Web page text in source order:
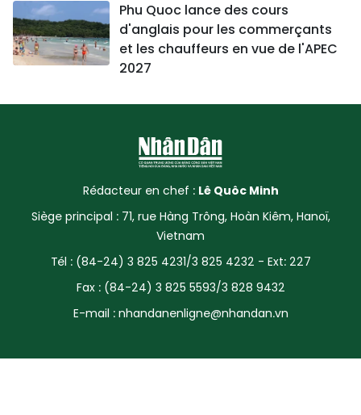
Phu Quoc lance des cours
d'anglais pour les commerçants
et les chauffeurs en vue de l'APEC
2027
Rédacteur en chef : Lê Quôc Minh
Siège principal : 71, rue Hàng Trông, Hoàn Kiêm, Hanoï,
Vietnam
Tél : (84-24) 3 825 4231/3 825 4232 - Ext: 227
Fax : (84-24) 3 825 5593/3 828 9432
E-mail : nhandanenligne@nhandan.vn